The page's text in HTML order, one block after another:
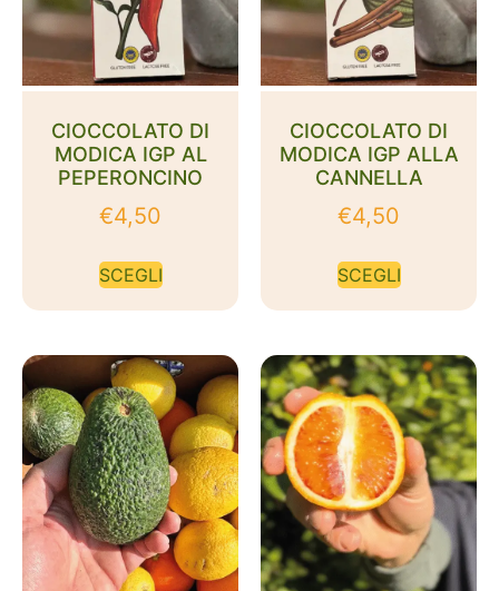
CIOCCOLATO DI
MODICA IGP AL
PEPERONCINO
€4,50
SCEGLI
CIOCCOLATO DI
MODICA IGP ALLA
CANNELLA
€4,50
SCEGLI